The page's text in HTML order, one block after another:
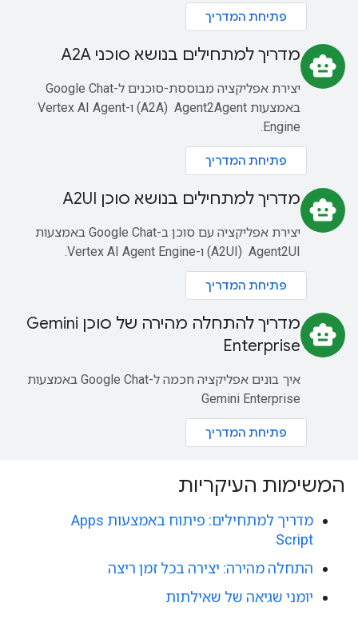
פתיחת המדריך
smart_toy מדריך למתחילים בנושא סוכני A2A
יצירת אפליקציה מבוססת-סוכנים ל-Google Chat
באמצעות Agent2Agent ‏ (A2A) ו-Vertex AI Agent
Engine.
פתיחת המדריך
smart_toy מדריך למתחילים בנושא סוכן A2UI
יצירת אפליקציה עם סוכן ב-Google Chat באמצעות
Agent2UI ‏ (A2UI) ו-Vertex AI Agent Engine.
פתיחת המדריך
smart_toy
מדריך להתחלה מהירה של סוכן Gemini
Enterprise
איך בונים אפליקציה חכמה ל-Google Chat באמצעות
Gemini Enterprise
פתיחת המדריך
המשימות העיקריות
מדריך למתחילים: פיתוח באמצעות Apps
Script
התחלה מהירה: יצירה בכל זמן ריצה
יומני שגיאה של שאילתות